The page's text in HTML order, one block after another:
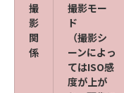
撮
影
関
係
撮影モー
ド
（撮影シ
ーンによっ
てはISO感
度が上が